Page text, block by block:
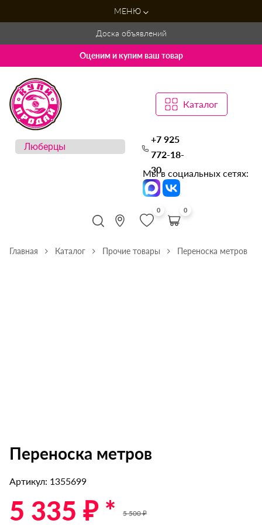
МЕНЮ
Доска объявлений
Оценим и купим ваш товар
Каталог
+7 925
772-18-
30
Мы в социальных сетях:
0 0
Главная Каталог Прочие товары Переноска метров
Переноска метров
Артикул: 1355699
5 335 ₽ * 5 500 ₽